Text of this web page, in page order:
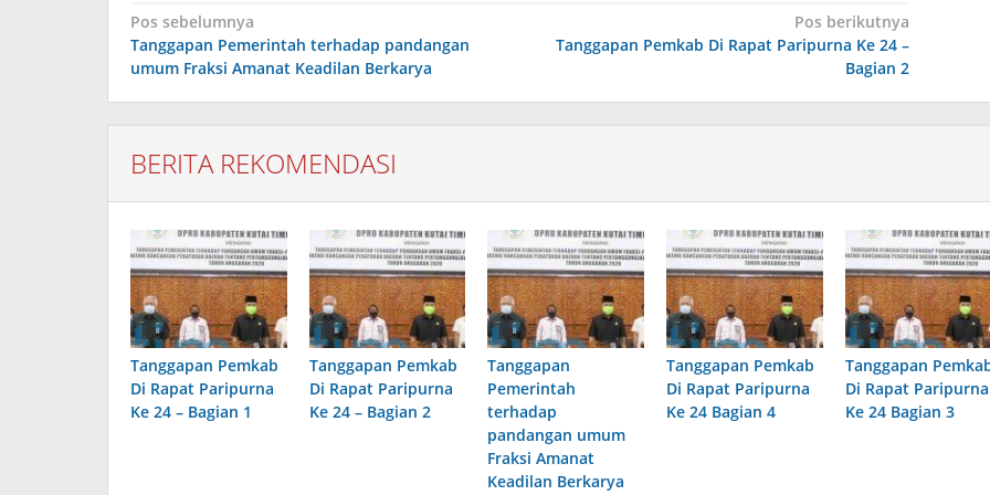
Navigasi
pos
Pos sebelumnya
Tanggapan Pemerintah terhadap pandangan
umum Fraksi Amanat Keadilan Berkarya
Pos berikutnya
Tanggapan Pemkab Di Rapat Paripurna Ke 24 –
Bagian 2
BERITA REKOMENDASI
Tanggapan Pemkab
Di Rapat Paripurna
Ke 24 – Bagian 1
Tanggapan Pemkab
Di Rapat Paripurna
Ke 24 – Bagian 2
Tanggapan
Pemerintah
terhadap
pandangan umum
Fraksi Amanat
Keadilan Berkarya
Tanggapan Pemkab
Di Rapat Paripurna
Ke 24 Bagian 4
Tanggapan
Di Rapat Paripurna
Ke 24 Bagian 3